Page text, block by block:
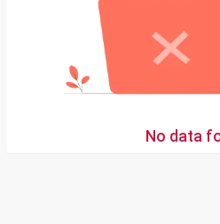
No data